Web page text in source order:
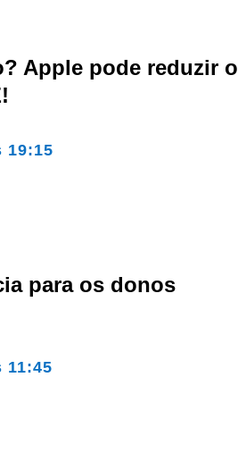
Apple pode reduzir o
19:15
para os donos
11:45